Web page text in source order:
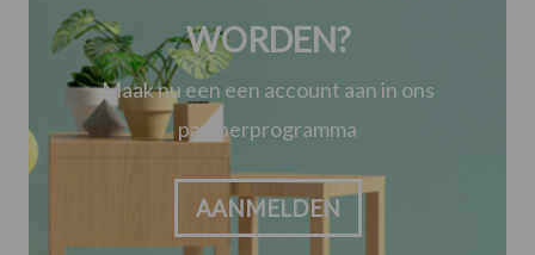
WORDEN?
Maak nu een een account aan in ons
partnerprogramma
AANMELDEN